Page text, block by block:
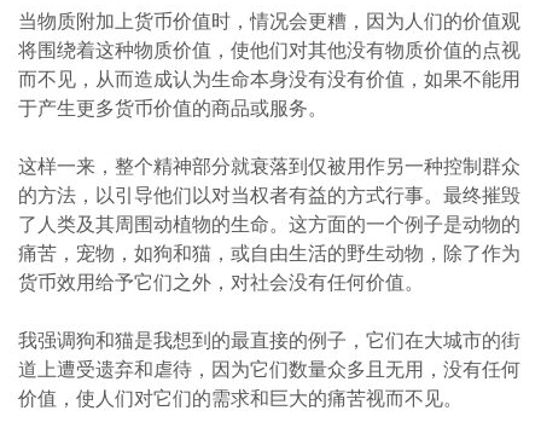
当物质附加上货币价值时，情况会更糟，因为人们的价值观
将围绕着这种物质价值，使他们对其他没有物质价值的点视
而不见，从而造成认为生命本身没有没有价值，如果不能用
于产生更多货币价值的商品或服务。
这样一来，整个精神部分就衰落到仅被用作另一种控制群众
的方法，以引导他们以对当权者有益的方式行事。最终摧毁
了人类及其周围动植物的生命。这方面的一个例子是动物的
痛苦，宠物，如狗和猫，或自由生活的野生动物，除了作为
货币效用给予它们之外，对社会没有任何价值。
我强调狗和猫是我想到的最直接的例子，它们在大城市的街
道上遭受遗弃和虐待，因为它们数量众多且无用，没有任何
价值，使人们对它们的需求和巨大的痛苦视而不见。